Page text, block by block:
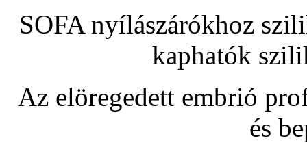
SOFA nyílászárókhoz
kaphatók
Az elöregedett embrió
és